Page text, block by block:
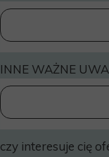
INNE WAŻNE
czy interesuje cię